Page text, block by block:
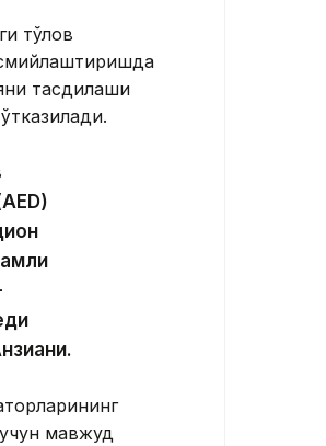
тўлов
тасдиқлаши
учун мавжуд